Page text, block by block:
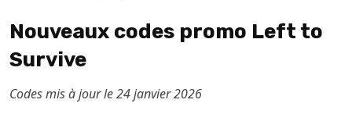
Nouveaux codes promo Left to
Survive
Codes mis à jour le 24 janvier 2026